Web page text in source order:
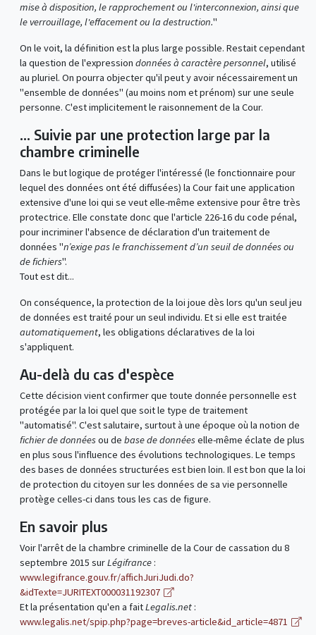
mise à disposition, le rapprochement ou l'interconnexion, ainsi que
le verrouillage, l'effacement ou la destruction."
On le voit, la définition est la plus large possible. Restait cependant
la question de l'expression données à caractère personnel, utilisé
au pluriel. On pourra objecter qu'il peut y avoir nécessairement un
"ensemble de données" (au moins nom et prénom) sur une seule
personne. C'est implicitement le raisonnement de la Cour.
… Suivie par une protection large par la
chambre criminelle
Dans le but logique de protéger l'intéressé (le fonctionnaire pour
lequel des données ont été diffusées) la Cour fait une application
extensive d'une loi qui se veut elle-même extensive pour être très
protectrice. Elle constate donc que l'article 226-16 du code pénal,
pour incriminer l'absence de déclaration d'un traitement de
données "n’exige pas le franchissement d’un seuil de données ou
de fichiers".
Tout est dit...
On conséquence, la protection de la loi joue dès lors qu'un seul jeu
de données est traité pour un seul individu. Et si elle est traitée
automatiquement, les obligations déclaratives de la loi
s'appliquent.
Au-delà du cas d'espèce
Cette décision vient confirmer que toute donnée personnelle est
protégée par la loi quel que soit le type de traitement
"automatisé". C'est salutaire, surtout à une époque où la notion de
fichier de données ou de base de données elle-même éclate de plus
en plus sous l'influence des évolutions technologiques. Le temps
des bases de données structurées est bien loin. Il est bon que la loi
de protection du citoyen sur les données de sa vie personnelle
protège celles-ci dans tous les cas de figure.
En savoir plus
Voir l'arrêt de la chambre criminelle de la Cour de cassation du 8
septembre 2015 surLégifrance :
www.legifrance.gouv.fr/affichJuriJudi.do?
&idTexte=JURITEXT000031192307
Et la présentation qu'en a faitLegalis.net:
www.legalis.net/spip.php?page=breves-article&id_article=4871